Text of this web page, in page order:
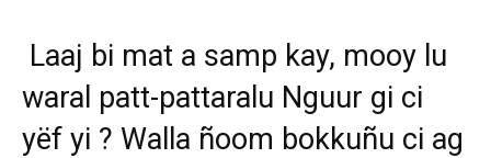
Laaj bi mat a samp kay, mooy lu
waral patt-pattaralu Nguur gi ci
yëf yi ? Walla ñoom bokkuñu ci ag